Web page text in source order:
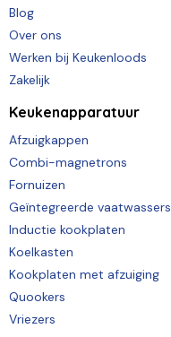
Blog
Over ons
Werken bij Keukenloods
Zakelijk
Keukenapparatuur
Afzuigkappen
Combi-magnetrons
Fornuizen
Geïntegreerde vaatwassers
Inductie kookplaten
Koelkasten
Kookplaten met afzuiging
Quookers
Vriezers